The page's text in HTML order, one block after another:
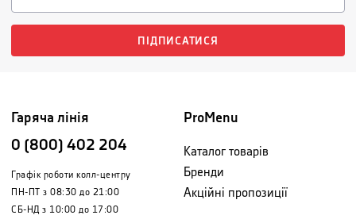
ПІДПИСАТИСЯ
Гаряча лінія
0 (800) 402 204
Графік роботи колл-центру
ПН-ПТ з 08:30 до 21:00
СБ-НД з 10:00 до 17:00
ProMenu
Каталог товарів
Бренди
Акційні пропозиції